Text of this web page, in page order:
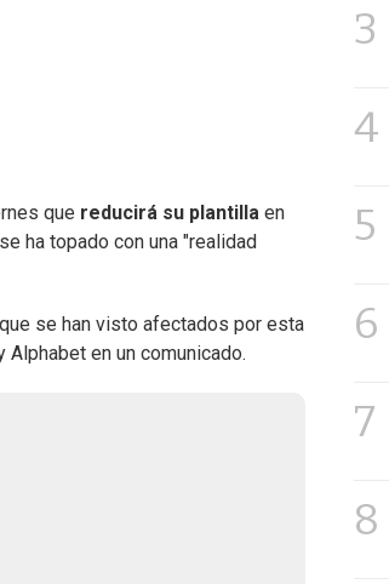
que reducirá su plantilla en
ha topado con una "realidad
se han visto afectados por esta
en un comunicado.
3
4
5
6
7
8